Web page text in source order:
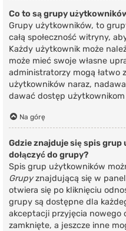
Co to są grupy
Grupy użytkowników, to
całą społeczność witryny,
Każdy użytkownik może
może mieć swoje własne
administratorzy mogą łatwo
użytkowników naraz,
dawać dostęp
Na górę
Gdzie znajduje się spis
dołączyć do grupy?
Spis grup użytkowników
Grupyznajdującą się w
otwiera się po kliknięciu
grupy są dostępne dla
akceptacji przyjęcia nowego
zamknięte, a jeszcze inne